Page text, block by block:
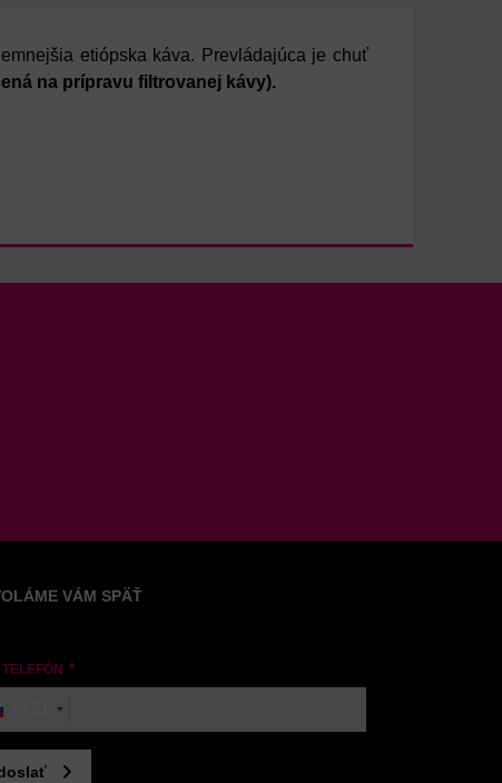
etiópska káva. Prevládajúca je chuť
na prípravu filtrovanej kávy).
VÁM SPÄŤ